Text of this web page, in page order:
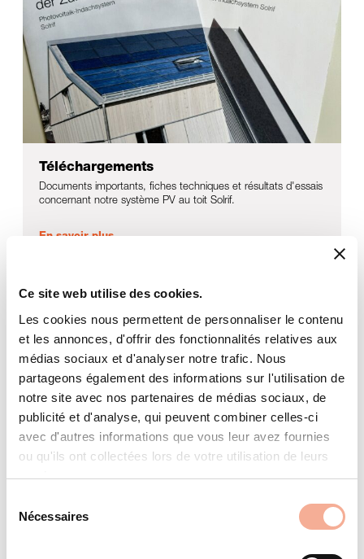
Ce site web utilise des cookies.
Les cookies nous permettent de personnaliser le contenu
et les annonces, d'offrir des fonctionnalités relatives aux
médias sociaux et d'analyser notre trafic. Nous
partageons également des informations sur l'utilisation de
notre site avec nos partenaires de médias sociaux, de
publicité et d'analyse, qui peuvent combiner celles-ci
avec d'autres informations que vous leur avez fournies
ou qu'ils ont collectées lors de votre utilisation de leurs
services.
Nécessaires
Téléchargements
Documents importants, fiches techniques et résultats d'essais
concernant notre système PV au toit Solrif.
En savoir plus
En savoir plus par l’image et le son :
Solrif – Une esthétique sans
compromis.